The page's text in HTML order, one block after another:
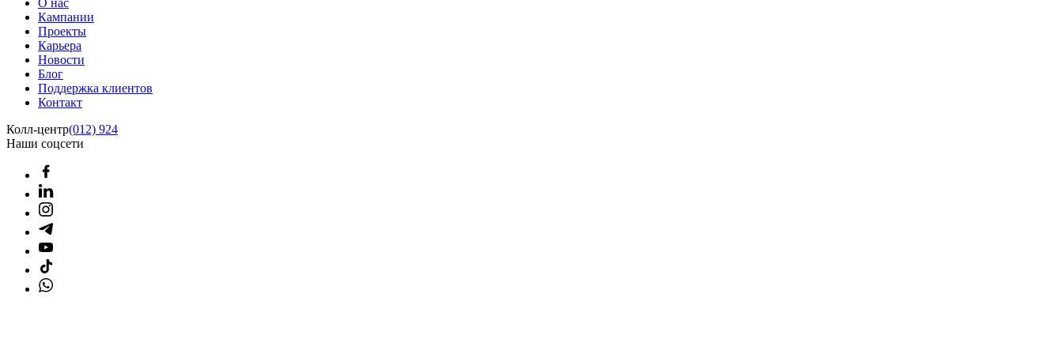
О нас
Кампании
Проекты
Карьера
Новости
Блог
Поддержка клиентов
Контакт
Колл-центр(012) 924
Наши соцсети